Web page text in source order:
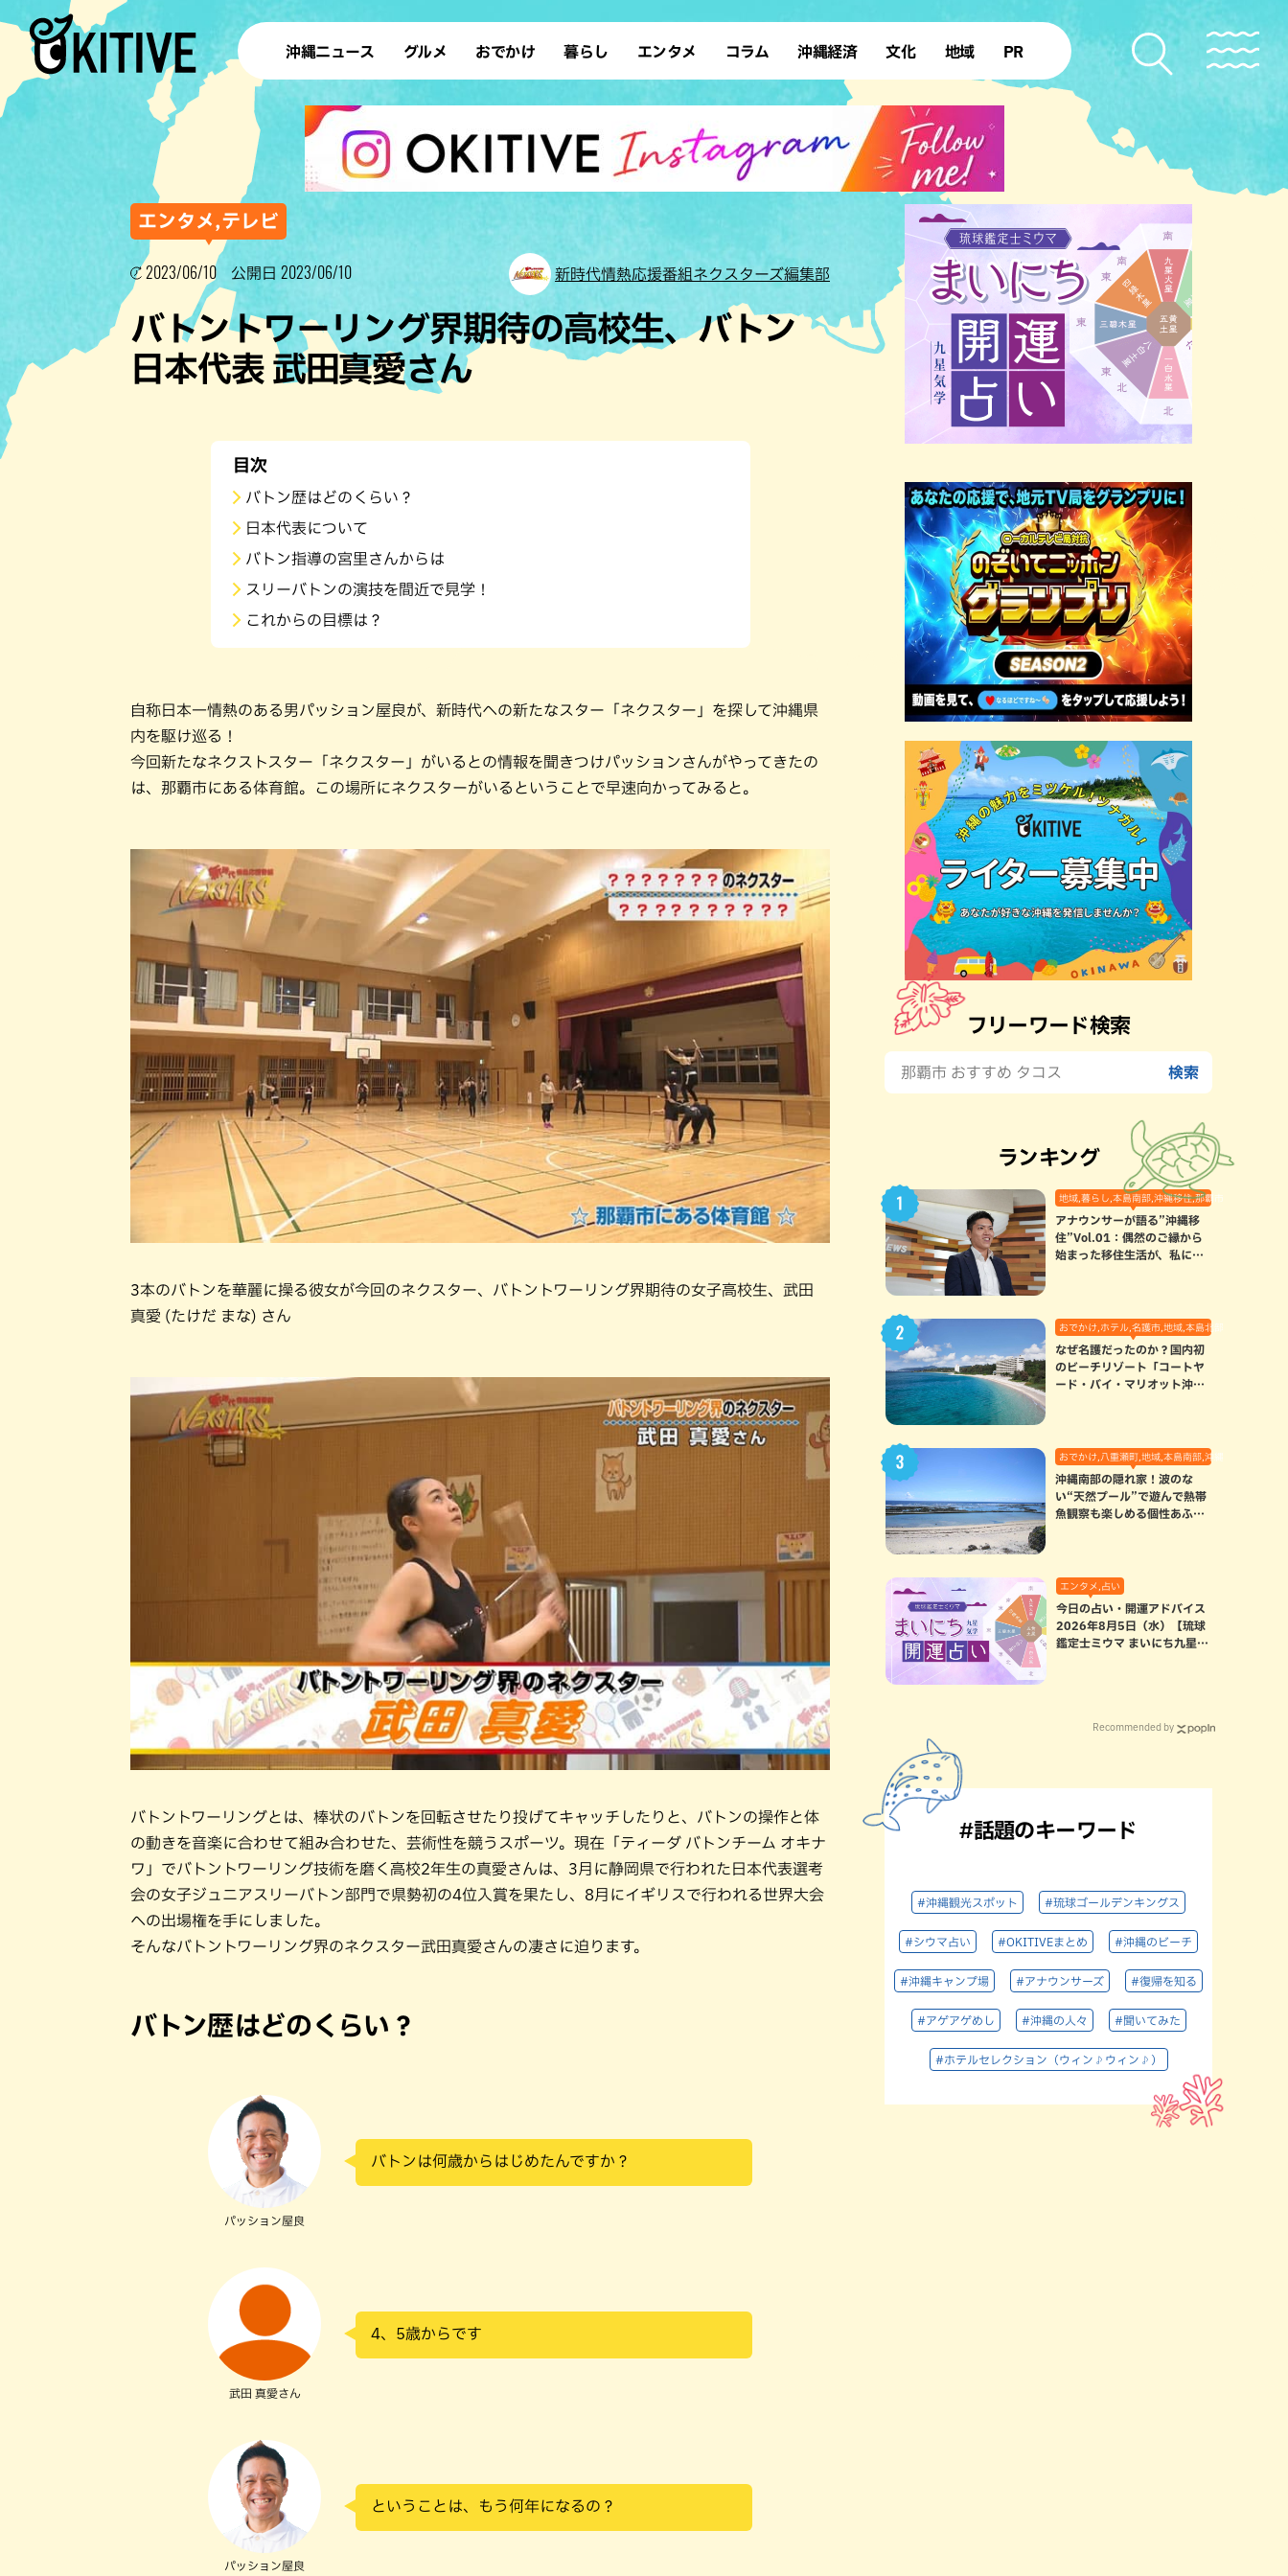
沖縄ニュース グルメ
ラーメン 沖縄そば
テイクアウト カフェ
すし・魚料理 和食・日本料理
ステーキ・焼肉 焼鳥・串料理
その他の肉料理 居酒屋・バー
ブッフェ・バイキング
おでかけ
デート ドライブ
散歩 ソロ活
レジャー アート
ショッピング
サウナ 公園
暮らし
レシピ SDGs
ファッション ローカルニュース
沖縄移住 沖縄旧暦行事
エンタメ
スポーツ 占い
タレント・芸人 テレビ
コラム 沖縄経済 文化
復帰50年
地域
本島北部
本島南部 先島諸島
北部離島
PR
エンタメ,テレビ
2023/06/10 公開日 2023/06/10 新時代情熱応援番組ネクスターズ編集部
バトントワーリング界期待の高校生、バトン
日本代表 武田真愛さん
目次
バトン歴はどのくらい？
日本代表について
バトン指導の宮里さんからは
スリーバトンの演技を間近で見学！
これからの目標は？
自称日本一情熱のある男パッション屋良が、新時代への新たなスター「ネクスター」を探して沖縄県
内を駆け巡る！
今回新たなネクストスター「ネクスター」がいるとの情報を聞きつけパッションさんがやってきたの
は、那覇市にある体育館。この場所にネクスターがいるということで早速向かってみると。
3本のバトンを華麗に操る彼女が今回のネクスター、バトントワーリング界期待の女子高校生、武田
真愛 (たけだ まな) さん
バトントワーリングとは、棒状のバトンを回転させたり投げてキャッチしたりと、バトンの操作と体
の動きを音楽に合わせて組み合わせた、芸術性を競うスポーツ。現在「ティーダ バトンチーム オキナ
ワ」でバトントワーリング技術を磨く高校2年生の真愛さんは、3月に静岡県で行われた日本代表選考
会の女子ジュニアスリーバトン部門で県勢初の4位入賞を果たし、8月にイギリスで行われる世界大会
への出場権を手にしました。
そんなバトントワーリング界のネクスター武田真愛さんの凄さに迫ります。
バトン歴はどのくらい？
パッション屋良
バトンは何歳からはじめたんですか？
武田 真愛さん
4、5歳からです
パッション屋良
ということは、もう何年になるの？
フリーワード検索
ランキング
地域,暮らし,本島南部,沖縄移住,那覇市
アナウンサーが語る”沖縄移
住”Vol.01：偶然のご縁から
始まった移住生活が、私にと
おでかけ,ホテル,名護市,地域,本島北部
なぜ名護だったのか？国内初
のビーチリゾート「コートヤ
ード・バイ・マリオット沖縄
おでかけ,八重瀬町,地域,本島南部,沖縄の海,自然
沖縄南部の隠れ家！波のな
い“天然プール”で遊んで熱帯
魚観察も楽しめる個性あふれ
エンタメ,占い
今日の占い・開運アドバイス
2026年8月5日（水）【琉球
鑑定士ミウマ まいにち九星気
Recommended by
#話題のキーワード
#沖縄観光スポット #琉球ゴールデンキングス
#シウマ占い #OKITIVEまとめ #沖縄のビーチ
#沖縄キャンプ場 #アナウンサーズ #復帰を知る
#アゲアゲめし #沖縄の人々 #聞いてみた
#ホテルセレクション（ウィン♪ウィン♪）